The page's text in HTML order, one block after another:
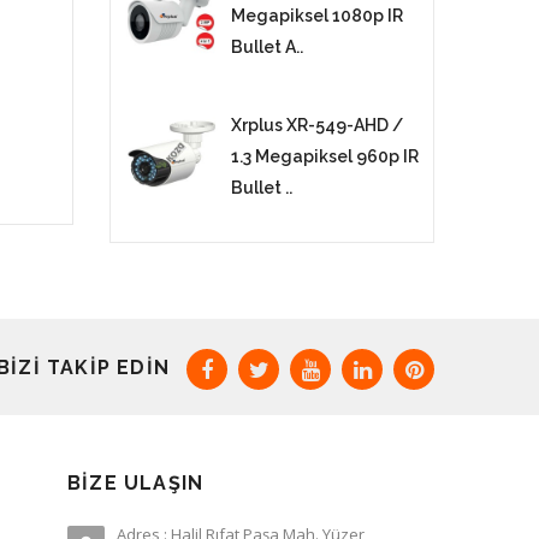
Megapiksel 1080p IR
Bullet A..
Xrplus XR-549-AHD /
1.3 Megapiksel 960p IR
Bullet ..
TAKIP EDIN
BIZE ULAŞIN
Adres : Halil Rıfat Paşa Mah. Yüzer